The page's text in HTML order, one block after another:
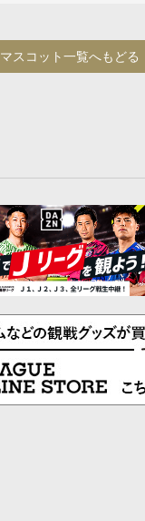
マスコット一覧へもどる